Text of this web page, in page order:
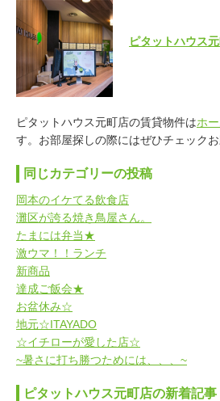
ピタットハウス
ピタットハウス元町店の賃貸物件はホ
す。お部屋探しの際にはぜひチェックお
同じカテゴリーの投稿
岡本のイケてる飲食店
灘区が誇る焼き鳥屋さん。
たまには弁当★
激ウマ！！ランチ
新商品
達成ご飯会★
お盆休み☆
地元☆ITAYADO
☆イチローが愛した店☆
~暑さに打ち勝つためには、、、~
ピタットハウス元町店の新着記事